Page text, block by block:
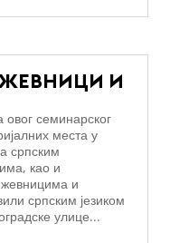
И
семинарског
места у
српским
као и
и
српским језиком
улице...